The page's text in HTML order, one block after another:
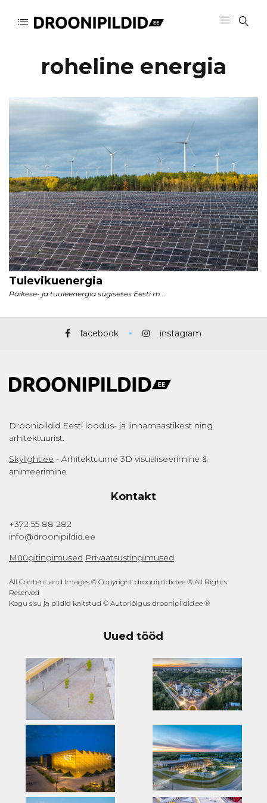
roheline energia
facebook instagram
Droonipildid Eesti loodus- ja linnamaastikest ning
arhitektuurist.
Skylight.ee - Arhitektuurne 3D visualiseerimine &
animeerimine
Kontakt
+372 55 88 282
info@droonipildid.ee
Müügitingimused Privaatsustingimused
All Content and Images © Copyright droonipildid.ee ® All Rights
Reserved
Kogu sisu ja pildid kaitstud © Autoriõigus droonipildid.ee ®
Uued tööd